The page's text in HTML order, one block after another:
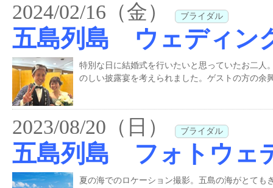
2024/02/16（金） ブライダル
五島列島 ウェディン
特別な日に結婚式を行いたいと思っていたお二人
のしい披露宴を考えられました。ゲストの方の余
2023/08/20（日） ブライダル
五島列島 フォトウェ
夏の海でのロケーション撮影。五島の海がとて